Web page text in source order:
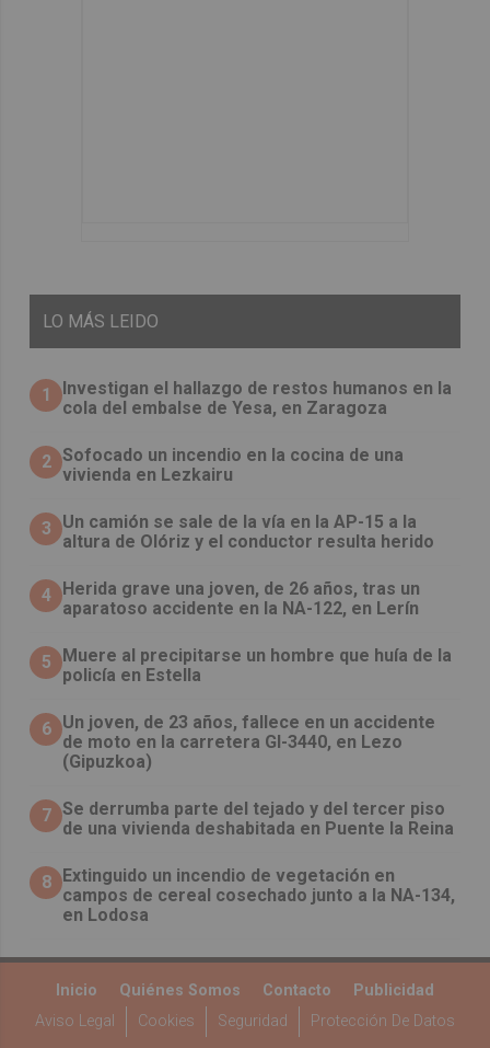
LO MÁS LEIDO
1
Investigan el hallazgo de restos humanos en la
cola del embalse de Yesa, en Zaragoza
2 Sofocado un incendio en la cocina de una
vivienda en Lezkairu
3
Un camión se sale de la vía en la AP-15 a la
altura de Olóriz y el conductor resulta herido
4 Herida grave una joven, de 26 años, tras un
aparatoso accidente en la NA-122, en Lerín
5
Muere al precipitarse un hombre que huía de la
policía en Estella
6 Un joven, de 23 años, fallece en un accidente
de moto en la carretera GI-3440, en Lezo
(Gipuzkoa)
7 Se derrumba parte del tejado y del tercer piso
de una vivienda deshabitada en Puente la Reina
8 Extinguido un incendio de vegetación en
campos de cereal cosechado junto a la NA-134,
en Lodosa
Inicio Quiénes Somos Contacto
Publicidad
Aviso Legal
Cookies Seguridad Protección De Datos